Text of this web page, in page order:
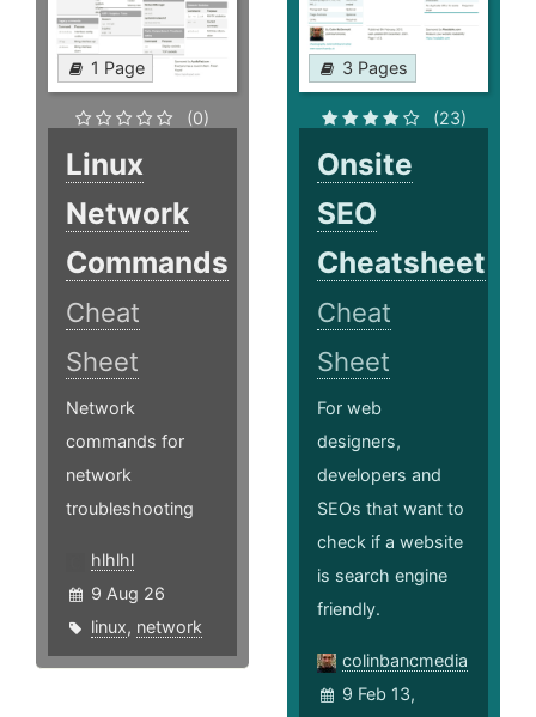
1 Page
(0)
Linux
Network
Commands
Cheat
Sheet
Network
commands for
network
troubleshooting
hlhlhl
9 Aug 26
linux, network
3 Pages
(23)
Onsite
SEO
Cheatsheet
Cheat
Sheet
For web
designers,
developers and
SEOs that want to
check if a website
is search engine
friendly.
colinbancmedia
9 Feb 13,